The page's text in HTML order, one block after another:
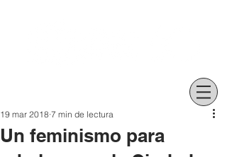
Un feminismo para
19 mar 2018 7 min de lectura